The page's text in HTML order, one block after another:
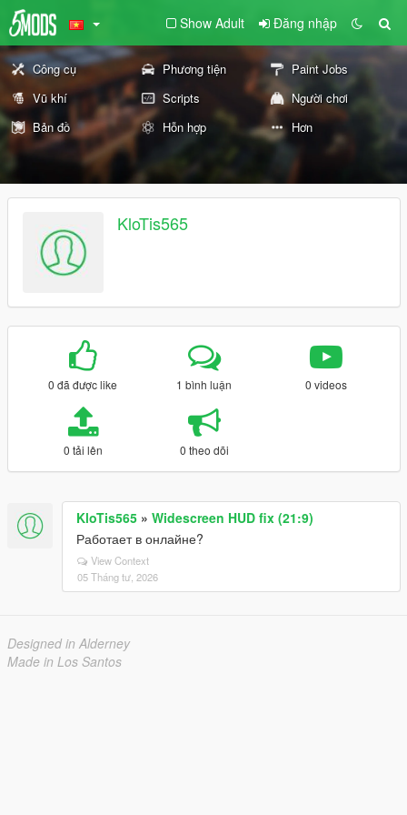
Show Adult Đăng nhập
Công cụ Phương tiện
Paint Jobs
Vũ khí
Scripts
Người chơi
Bản đồ
Hỗn hợp Hơn
KloTis565
0 đã được like 1 bình luận 0 videos
0 tải lên 0 theo dõi
KloTis565 » Widescreen HUD fix (21:9)
Работает в онлайне?
View Context
05 Tháng tư, 2026
Designed in Alderney
Made in Los Santos